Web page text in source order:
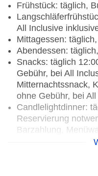
Gebühr, bei All
Reservierung nicht
ohne Gebühr
klimatisierte
gegen Gebühr,
gegen Gebühr,
Gebäudeanzahl:
Nebengebäude: 1,
Landeskategorie: 5
Frühstück: täglich,
All Inclusive
Mittagessen:
Abendessen:
Snacks: täglich
Gebühr, bei All
Mitternachtssnack,
ohne Gebühr, bei
Candlelightdinner:
Reservierung
Barzahlung,
Weinprobe: gegen